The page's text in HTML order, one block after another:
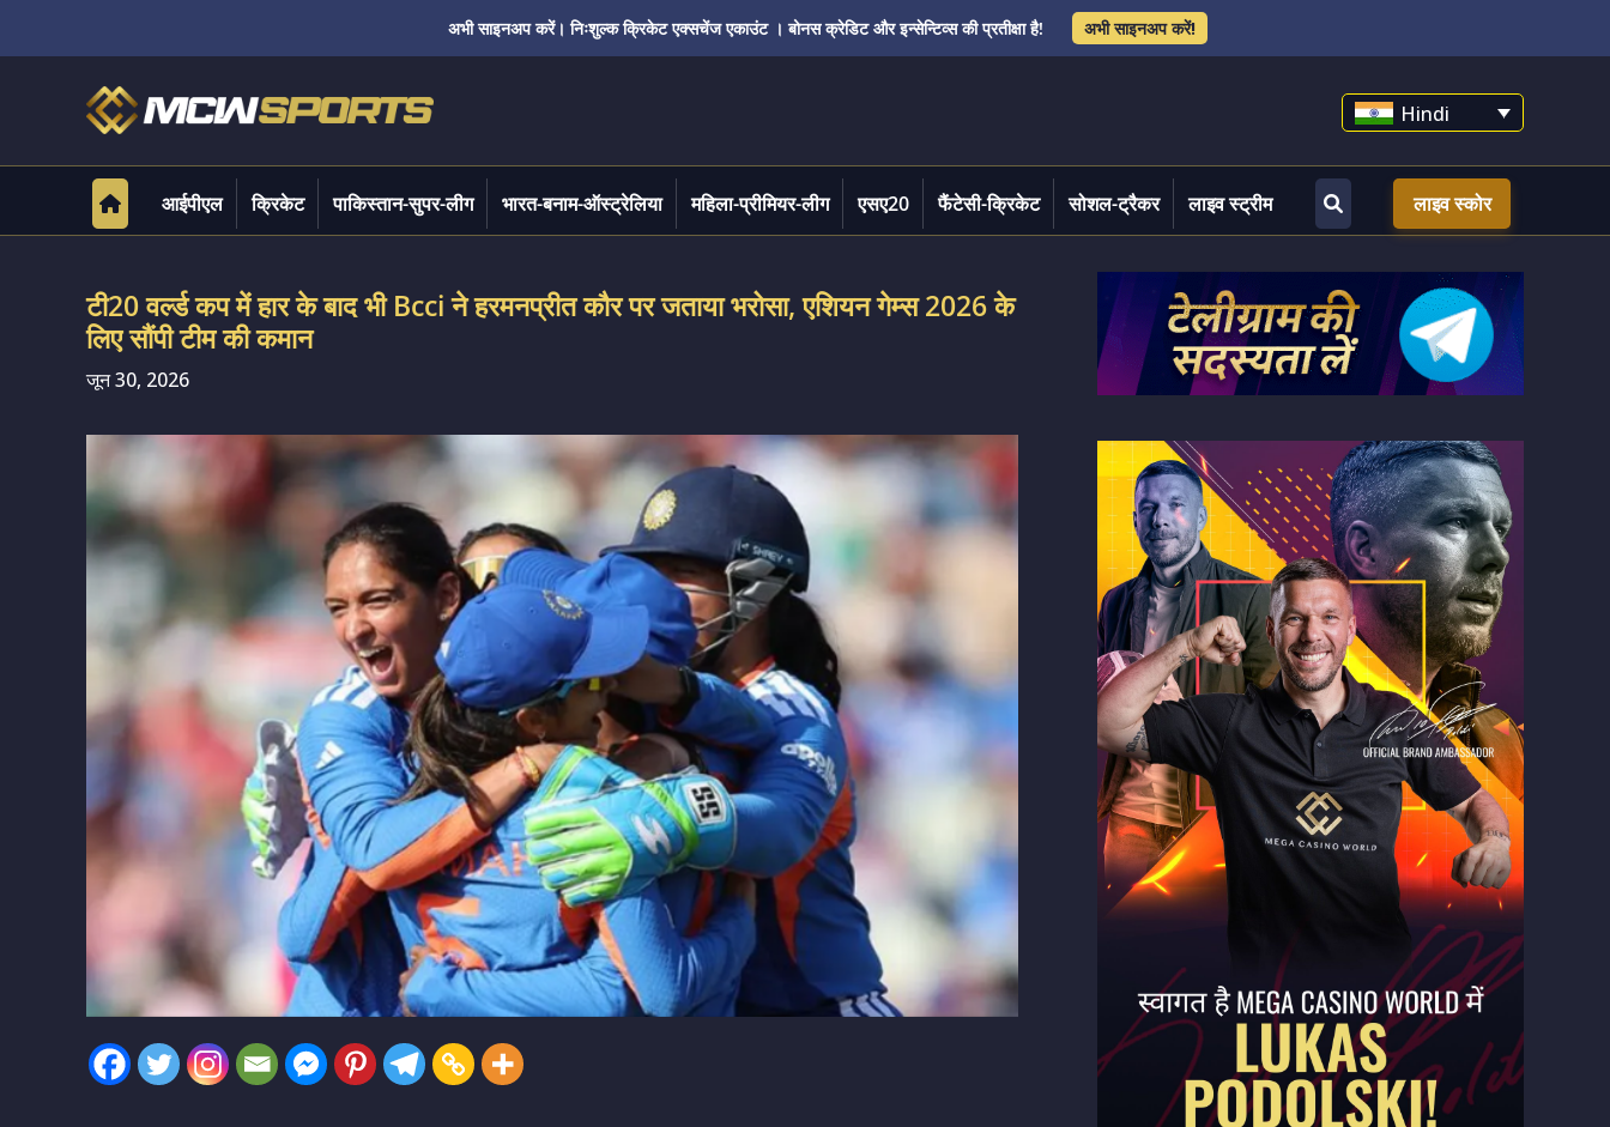
अभी साइनअप करें। निःशुल्क क्रिकेट एक्सचेंज एकाउंट । बोनस क्रेडिट और इन्सेन्टिव्स की प्रतीक्षा है! अभी साइनअप करें!
Hindi
आईपीएल क्रिकेट पाकिस्तान-सुपर-लीग भारत-बनाम-ऑस्ट्रेलिया महिला-प्रीमियर-लीग एसए20 फैंटेसी-क्रिकेट सोशल-ट्रैकर लाइव स्ट्रीम लाइव स्कोर
टी20 वर्ल्ड कप में हार के बाद भी Bcci ने हरमनप्रीत कौर पर जताया भरोसा, एशियन गेम्स 2026 के
लिए सौंपी टीम की कमान
जून 30, 2026